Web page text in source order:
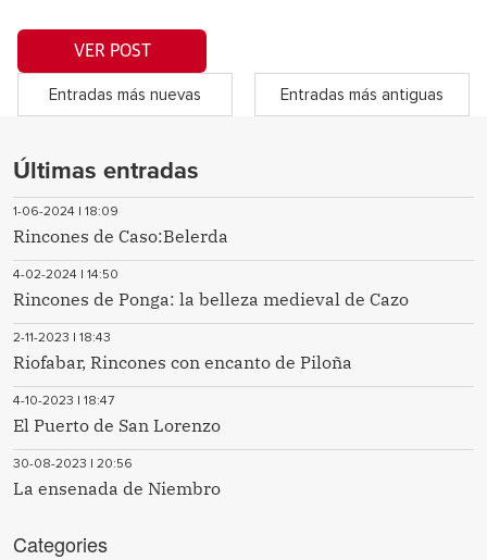
VER POST
Entradas más nuevas Entradas más antiguas
Últimas entradas
1-06-2024 | 18:09
Rincones de Caso:Belerda
4-02-2024 | 14:50
Rincones de Ponga: la belleza medieval de Cazo
2-11-2023 | 18:43
Riofabar, Rincones con encanto de Piloña
4-10-2023 | 18:47
El Puerto de San Lorenzo
30-08-2023 | 20:56
La ensenada de Niembro
Categories